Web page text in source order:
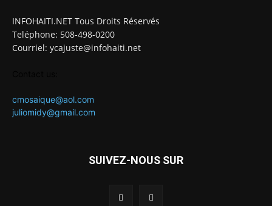
INFOHAITI.NET Tous Droits Réservés
Teléphone: 508-498-0200
Courriel: ycajuste@infohaiti.net
cmosaique@aol.com
juliomidy@gmail.com
SUIVEZ-NOUS SUR